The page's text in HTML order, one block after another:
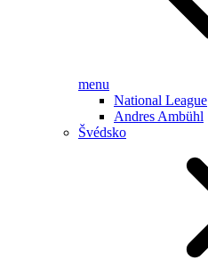
menu
National League
Andres Ambühl
Švédsko